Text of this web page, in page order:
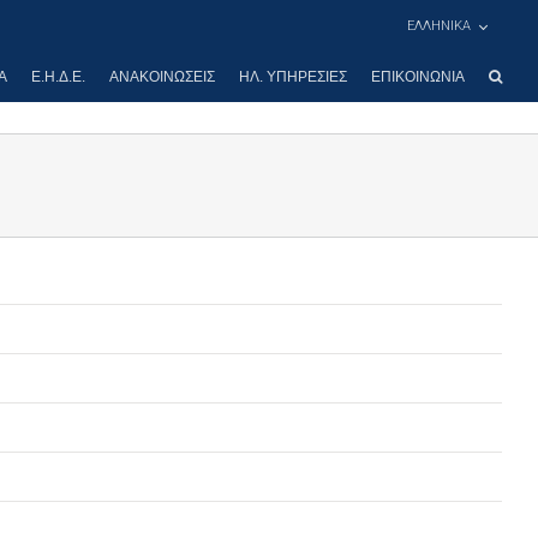
ΕΛΛΗΝΙΚΑ
Ε.Η.Δ.Ε. ΑΝΑΚΟΙΝΏΣΕΙΣ ΗΛ. ΥΠΗΡΕΣΊΕΣ ΕΠΙΚΟΙΝΩΝΊΑ